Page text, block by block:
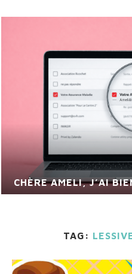
CHÈRE AMELI, J’AI
TAG: